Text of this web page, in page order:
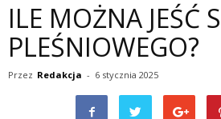
ILE MOŻNA JEŚĆ
PLEŚNIOWEGO?
Przez Redakcja - 6 stycznia 2025